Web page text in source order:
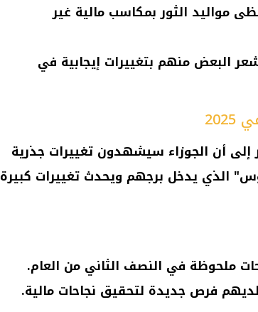
مواليد الثور بمكاسب مالية غير
البعض منهم بتغييرات إيجابية في
الجوزاء سيشهدون تغييرات جذرية
الذي يدخل برجهم ويحدث تغييرات كبيرة
ملحوظة في النصف الثاني من العام.
فرص جديدة لتحقيق نجاحات مالية.